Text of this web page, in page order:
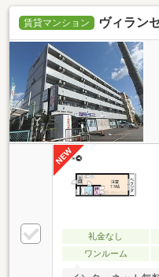
賃貸マンション ヴィラン
礼金なし
ワンルーム